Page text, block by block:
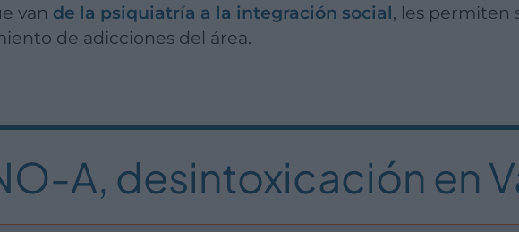
van de la psiquiatría a la integración social, les permiten
de adicciones del área.
A, desintoxicación en